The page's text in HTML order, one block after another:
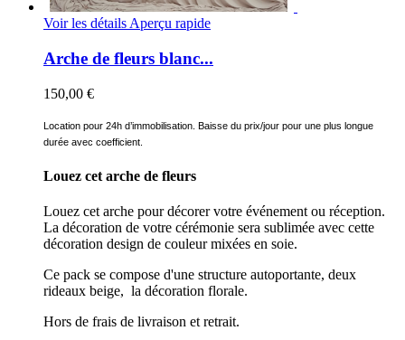
Voir les détailsAperçu rapide
Arche de fleurs blanc...
150,00 €
Location pour 24h d’immobilisation. Baisse du prix/jour pour une plus longue
durée avec coefficient.
Louez cet arche de fleurs
Louez cet arche pour décorer votre événement ou réception.
La décoration de votre cérémonie sera sublimée avec cette
décoration design de couleur mixées en soie.
Ce pack se compose d'une structure autoportante, deux
rideaux beige, la décoration florale.
Hors de frais de livraison et retrait.